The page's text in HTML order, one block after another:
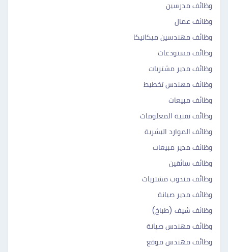
وظائف مدرسين
وظائف عمال
وظائف مهندسين ميكانيكا
وظائف مستودعات
وظائف مدير مشتريات
وظائف مهندس تخطيط
وظائف مبيعات
وظائف تقنية المعلومات
وظائف الموارد البشرية
وظائف مدير مبيعات
وظائف سائقين
وظائف مندوب مشتريات
وظائف مدير صيانة
وظائف شيف (طباخ)
وظائف مهندس صيانة
وظائف مهندس موقع